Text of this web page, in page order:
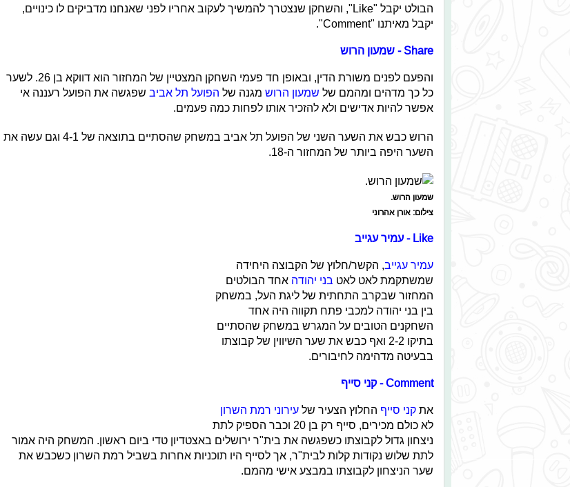
הבולט יקבל "Like", והשחקן שנצטרך להמשיך לעקוב אחריו לפני שאנחנו מדביקים לו כינויים,
יקבל מאיתנו "Comment".
Share - שמעון הרוש
והפעם לפנים משורת הדין, ובאופן חד פעמי השחקן המצטיין של המחזור הוא דווקא בן 26. לשער
כל כך מדהים ומהמם של שמעון הרוש מגנה של הפועל תל אביב שפגשה את הפועל רעננה אי
אפשר להיות אדישים ולא להזכיר אותו לפחות כמה פעמים.
הרוש כבש את השער השני של הפועל תל אביב במשחק שהסתיים בתוצאה של 4-1 וגם עשה את
השער היפה ביותר של המחזור ה-18.
שמעון הרוש.
צילום: אורן אהרוני
Like - עמיר עגייב
עמיר עגייב, הקשר/חלוץ של הקבוצה היחידה
שמשתקמת לאט לאט בני יהודה אחד הבולטים
המחזור שבקרב התחתית של ליגת העל, במשחק
בין בני יהודה למכבי פתח תקווה היה אחד
השחקנים הטובים על המגרש במשחק שהסתיים
בתיקו 2-2 ואף כבש את שער השיווין של קבוצתו
בבעיטה מדהימה לחיבורים.
Comment - קני סייף
את קני סייף החלוץ הצעיר של עירוני רמת השרון
לא כולם מכירים, סייף רק בן 20 וכבר הספיק לתת
ניצחון גדול לקבוצתו כשפגשה את בית"ר ירושלים באצטדיון טדי ביום ראשון. המשחק היה אמור
לתת שלוש נקודות קלות לבית"ר, אך לסייף היו תוכניות אחרות בשביל רמת השרון כשכבש את
שער הניצחון לקבוצתו במבצע אישי מהמם.